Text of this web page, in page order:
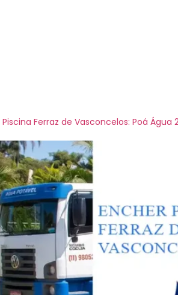
Ferraz de Vasconcelos: Poá Água